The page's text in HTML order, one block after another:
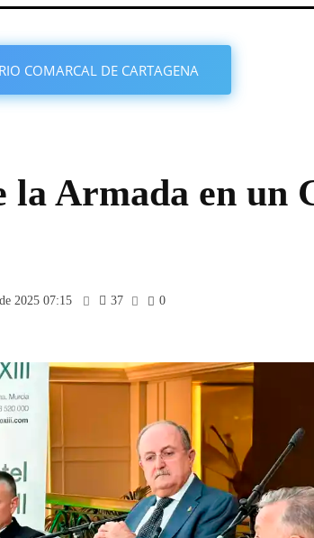
COMARCAL DE CARTAGENA
la Armada en un
2025 07:15 37 0